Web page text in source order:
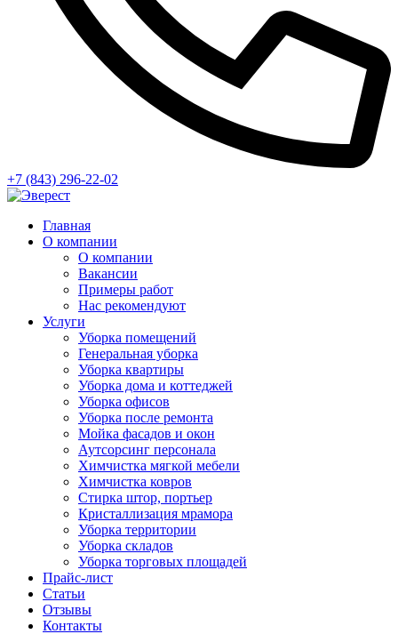
+7 (843) 296-22-02
Главная
О компании
О компании
Вакансии
Примеры работ
Нас рекомендуют
Услуги
Уборка помещений
Генеральная уборка
Уборка квартиры
Уборка дома и коттеджей
Уборка офисов
Уборка после ремонта
Мойка фасадов и окон
Аутсорсинг персонала
Химчистка мягкой мебели
Химчистка ковров
Стирка штор, портьер
Кристаллизация мрамора
Уборка территории
Уборка складов
Уборка торговых площадей
Прайс-лист
Cтатьи
Отзывы
Контакты